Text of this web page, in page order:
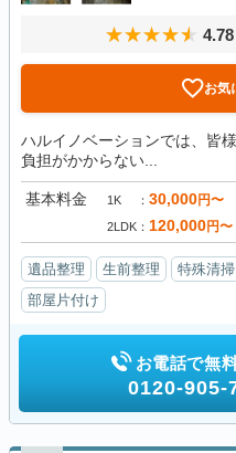
4.78
お気
ハルイノベーションでは、皆
負担がかからない...
基本料金 1K 30,000円〜
2LDK 120,000円〜
遺品整理 生前整理 特殊清掃
部屋片付け
お電話で無
0120-905-